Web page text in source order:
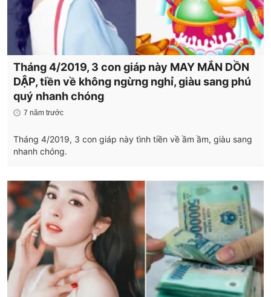
Tháng 4/2019, 3 con giáp này MAY MẮN DỒN
DẬP, tiền về không ngừng nghỉ, giàu sang phú
quý nhanh chóng
7 năm trước
Tháng 4/2019, 3 con giáp này tình tiền về ầm ầm, giàu sang
nhanh chóng.